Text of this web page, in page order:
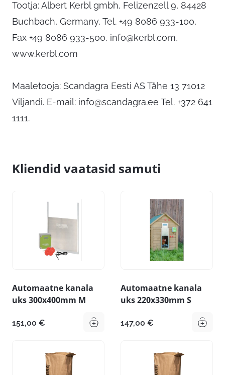
Tootja: Albert Kerbl gmbh, Felizenzell 9, 84428
Buchbach, Germany, Tel. +49 8086 933-100,
Fax +49 8086 933-500, info@kerbl.com,
www.kerbl.com
Maaletooja: Scandagra Eesti AS Tähe 13 71012
Viljandi. E-mail: info@scandagra.ee Tel. +372 641
1111.
Kliendid vaatasid samuti
Automaatne kanala
uks 300x400mm M
151,00 €
Automaatne kanala
uks 220x330mm S
147,00 €